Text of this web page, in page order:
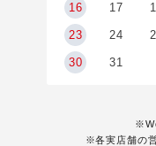
16 17
23 24
30 31
※各実店舗の